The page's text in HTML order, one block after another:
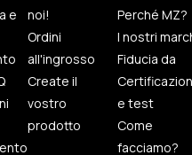
e
noi!
Ordini
all'ingrosso
Create il
vostro
prodotto
Perché MZ?
I nostri
Fiducia da
e test
Come
facciamo?